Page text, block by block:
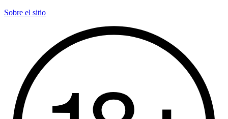
Sobre el sitio